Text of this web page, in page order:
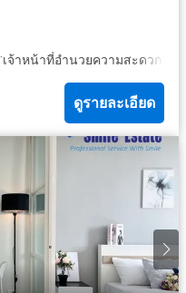
·เจ้าหน้าที่อำนวยความสะดวก
ดูรายละเอียด